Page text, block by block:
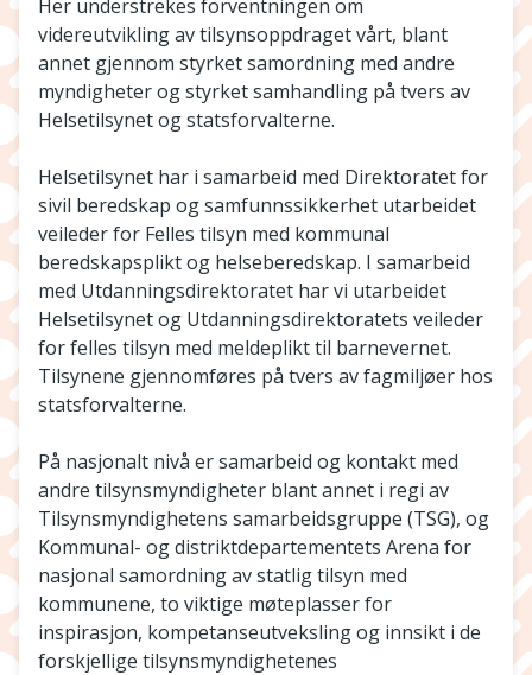
Her understrekes forventningen om
videreutvikling av tilsynsoppdraget vårt, blant
annet gjennom styrket samordning med andre
myndigheter og styrket samhandling på tvers av
Helsetilsynet og statsforvalterne.
Helsetilsynet har i samarbeid med Direktoratet for
sivil beredskap og samfunnssikkerhet utarbeidet
veileder for Felles tilsyn med kommunal
beredskapsplikt og helseberedskap. I samarbeid
med Utdanningsdirektoratet har vi utarbeidet
Helsetilsynet og Utdanningsdirektoratets veileder
for felles tilsyn med meldeplikt til barnevernet.
Tilsynene gjennomføres på tvers av fagmiljøer hos
statsforvalterne.
På nasjonalt nivå er samarbeid og kontakt med
andre tilsynsmyndigheter blant annet i regi av
Tilsynsmyndighetens samarbeidsgruppe (TSG), og
Kommunal- og distriktdepartementets Arena for
nasjonal samordning av statlig tilsyn med
kommunene, to viktige møteplasser for
inspirasjon, kompetanseutveksling og innsikt i de
forskjellige tilsynsmyndighetenes